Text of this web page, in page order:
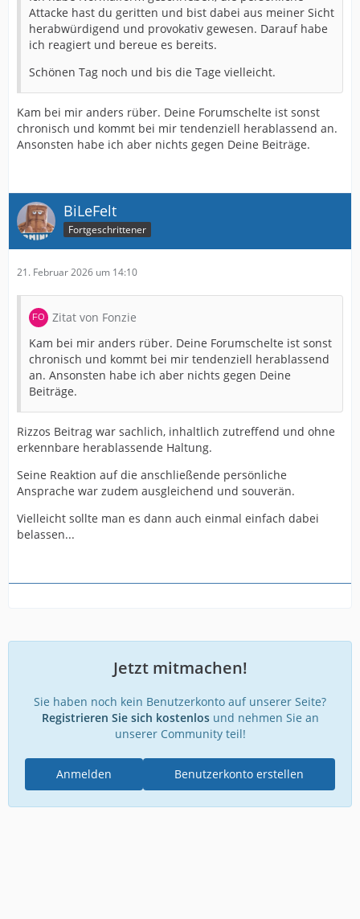
Attacke hast du geritten und bist dabei aus meiner Sicht
herabwürdigend und provokativ gewesen. Darauf habe
ich reagiert und bereue es bereits.
Schönen Tag noch und bis die Tage vielleicht.
Kam bei mir anders rüber. Deine Forumschelte ist sonst
chronisch und kommt bei mir tendenziell herablassend an.
Ansonsten habe ich aber nichts gegen Deine Beiträge.
BiLeFelt
Fortgeschrittener
21. Februar 2026 um 14:10
Zitat von Fonzie
Kam bei mir anders rüber. Deine Forumschelte ist sonst
chronisch und kommt bei mir tendenziell herablassend
an. Ansonsten habe ich aber nichts gegen Deine
Beiträge.
Rizzos Beitrag war sachlich, inhaltlich zutreffend und ohne
erkennbare herablassende Haltung.
Seine Reaktion auf die anschließende persönliche
Ansprache war zudem ausgleichend und souverän.
Vielleicht sollte man es dann auch einmal einfach dabei
belassen...
Jetzt mitmachen!
Sie haben noch kein Benutzerkonto auf unserer Seite?
Registrieren Sie sich kostenlosund nehmen Sie an
unserer Community teil!
Benutzerkonto erstellen
Anmelden